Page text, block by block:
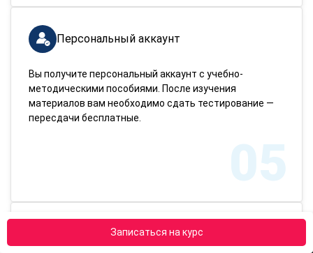
Записаться на курс
Персональный аккаунт
Вы получите персональный аккаунт с учебно-
методическими пособиями. После изучения
материалов вам необходимо сдать тестирование —
пересдачи бесплатные.
05
Завершение обучения